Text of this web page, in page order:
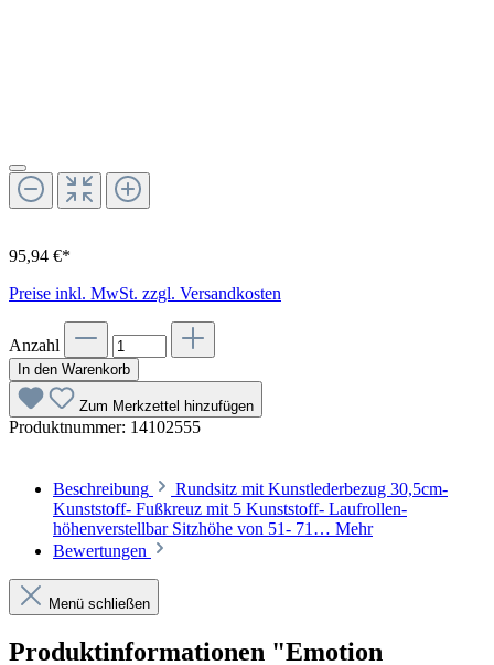
95,94 €*
Preise inkl. MwSt. zzgl. Versandkosten
Anzahl
In den Warenkorb
Zum Merkzettel hinzufügen
Produktnummer: 14102555
Beschreibung
Rundsitz mit Kunstlederbezug 30,5cm-
Kunststoff- Fußkreuz mit 5 Kunststoff- Laufrollen-
höhenverstellbar Sitzhöhe von 51- 71… Mehr
Bewertungen
Menü schließen
Produktinformationen "Emotion